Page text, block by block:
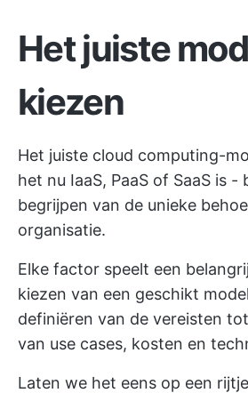
Het juiste
kiezen
Het juiste cloud computing-
het nu IaaS, PaaS of SaaS is
begrijpen van de unieke
organisatie.
Elke factor speelt een
kiezen van een geschikt
definiëren van de vereisten
van use cases, kosten en
Laten we het eens op een